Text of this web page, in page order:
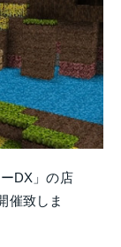
DX」の店
催致しま